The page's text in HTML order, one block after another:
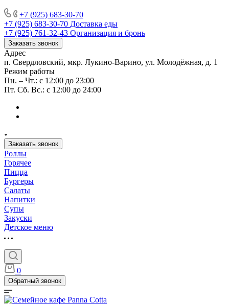
+7 (925) 683-30-70
+7 (925) 683-30-70 Доставка еды
+7 (925) 761-32-43 Организация и бронь
Заказать звонок
Адрес
п. Свердловский, мкр. Лукино-Варино, ул. Молодёжная, д. 1
Режим работы
Пн. – Чт.: с 12:00 до 23:00
Пт. Сб. Вс.: с 12:00 до 24:00
Заказать звонок
Роллы
Горячее
Пицца
Бургеры
Салаты
Напитки
Супы
Закуски
Детское меню
0
Обратный звонок